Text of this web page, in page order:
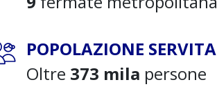
POPOLAZIONE SERVITA
Oltre 373 mila persone